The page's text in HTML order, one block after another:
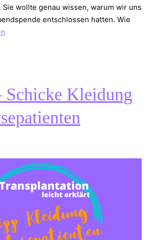
wollte genau wissen, warum wir uns
entschlossen hatten. Wie
Schicke Kleidung